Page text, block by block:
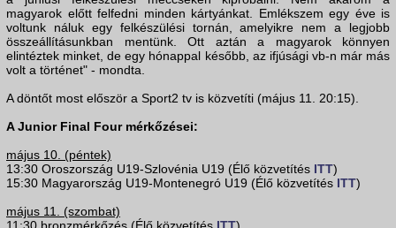
magyarok előtt felfedni minden kártyánkat. Emlékszem egy éve is
voltunk náluk egy felkészülési tornán, amelyikre nem a legjobb
összeállításunkban mentünk. Ott aztán a magyarok könnyen
elintéztek minket, de egy hónappal később, az ifjúsági vb-n már más
volt a történet" - mondta.
A döntőt most először a Sport2 tv is közvetíti (május 11. 20:15).
A Junior Final Four mérkőzései:
május 10. (péntek)
13:30 Oroszország U19-Szlovénia U19 (Élő közvetítés ITT)
15:30 Magyarország U19-Montenegró U19 (Élő közvetítés ITT)
május 11. (szombat)
11:30 bronzmérkőzés (Élő közvetítés ITT)